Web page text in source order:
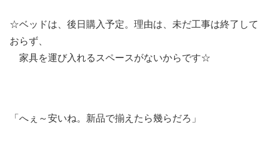
☆ベッドは、後日購入予定。理由は、未だ工事は終了して
おらず、
家具を運び入れるスペースがないからです☆
「へぇ～安いね。新品で揃えたら幾らだろ」